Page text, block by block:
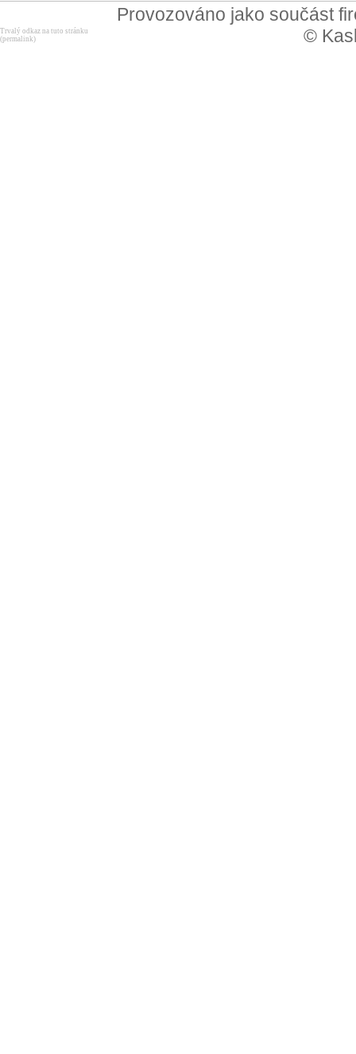
Provozováno jako součást
©
Trvalý odkaz na tuto stránku
(permalink)